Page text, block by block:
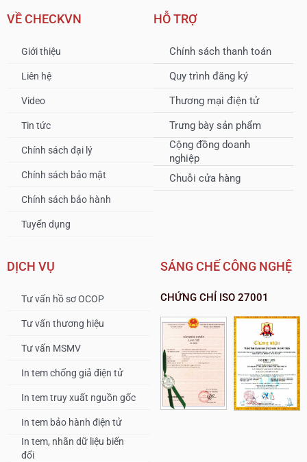
VỀ CHECKVN
Giới thiệu
Liên hệ
Video
Tin tức
Chính sách đại lý
Chính sách bảo mật
Chính sách bảo hành
Tuyển dụng
HỖ TRỢ
Chính sách thanh toán
Quy trình đăng ký
Thương mại điện tử
Trưng bày sản phẩm
Cộng đồng doanh
nghiệp
Chuỗi cửa hàng
DỊCH VỤ
Tư vấn hồ sơ OCOP
Tư vấn thương hiệu
Tư vấn MSMV
In tem chống giả điện tử
In tem truy xuất nguồn gốc
In tem bảo hành điện tử
In tem, nhãn dữ liệu biến
đổi
SÁNG CHẾ CÔNG NGHỆ
CHỨNG CHỈ ISO 27001